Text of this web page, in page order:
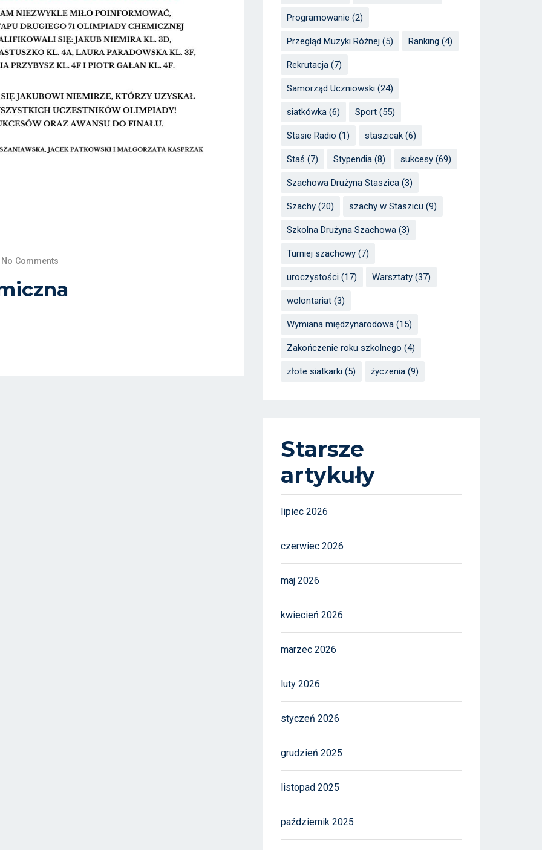
No Comments
Programowanie (2)
Przegląd Muzyki Różnej (5) Ranking (4)
Rekrutacja (7)
Samorząd Uczniowski (24)
siatkówka (6) Sport (55)
Stasie Radio (1) staszicak (6)
Staś (7) Stypendia (8) sukcesy (69)
Szachowa Drużyna Staszica (3)
Szachy (20) szachy w Staszicu (9)
Szkolna Drużyna Szachowa (3)
Turniej szachowy (7)
uroczystości (17) Warsztaty (37)
wolontariat (3)
Wymiana międzynarodowa (15)
Zakończenie roku szkolnego (4)
złote siatkarki (5) życzenia (9)
Starsze
artykuły
lipiec 2026
czerwiec 2026
maj 2026
kwiecień 2026
marzec 2026
luty 2026
styczeń 2026
grudzień 2025
listopad 2025
październik 2025